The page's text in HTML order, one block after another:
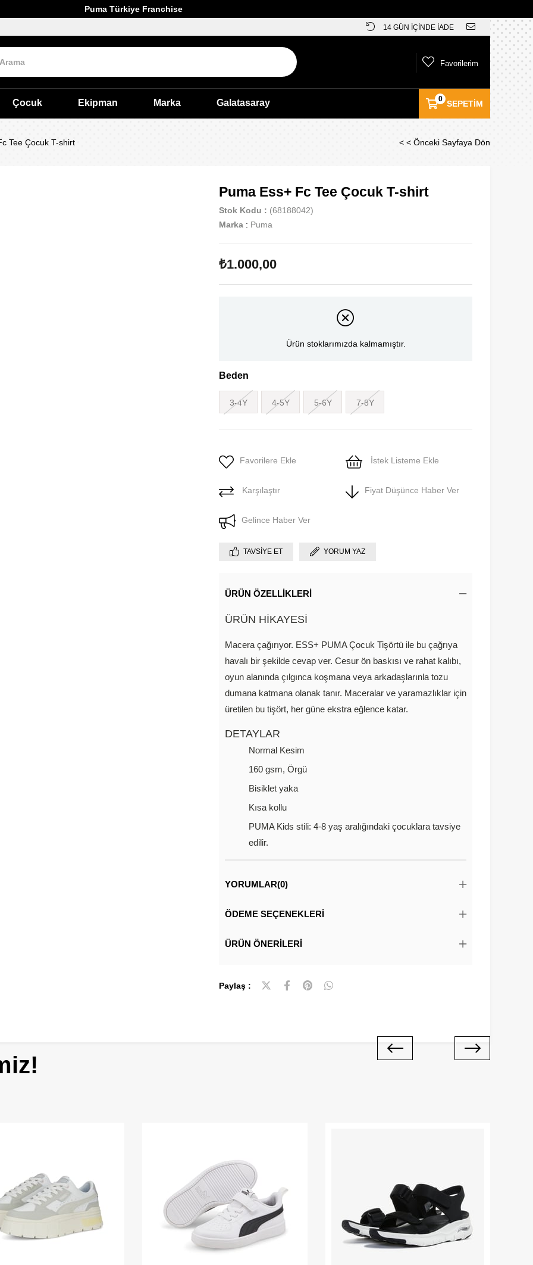
Puma Türkiye Franchise
14 GÜN İÇİNDE İADE
SEPETIM
0
Favorilerim
Çocuk Ekipman Marka Galatasaray
Tee Çocuk T-shirt < < Önceki Sayfaya Dön
Puma Ess+ Fc Tee Çocuk T-shirt
Stok Kodu
(68188042)
Marka : Puma
₺1.000,00
Ürün stoklarımızda kalmamıştır.
Beden
3-4Y 4-5Y 5-6Y 7-8Y
Favorilere Ekle İstek Listeme Ekle
Karşılaştır Fiyat Düşünce Haber Ver
Gelince Haber Ver
TAVSIYE ET YORUM YAZ
ÜRÜN ÖZELLIKLERI
ÜRÜN HİKAYESİ
Macera çağırıyor. ESS+ PUMA Çocuk Tişörtü ile bu çağrıya
havalı bir şekilde cevap ver. Cesur ön baskısı ve rahat kalıbı,
oyun alanında çılgınca koşmana veya arkadaşlarınla tozu
dumana katmana olanak tanır. Maceralar ve yaramazlıklar için
üretilen bu tişört, her güne ekstra eğlence katar.
DETAYLAR
Normal Kesim
160 gsm, Örgü
Bisiklet yaka
Kısa kollu
PUMA Kids stili: 4-8 yaş aralığındaki çocuklara tavsiye
edilir.
YORUMLAR(0)
ÖDEME SEÇENEKLERI
ÜRÜN ÖNERILERI
Paylaş :